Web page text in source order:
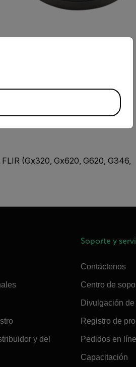
(Gx320, Gx620, G620, G346,
y del
Soporte y
Contáctenos
Centro de
Divulgación
Registro de
Pedidos en
Capacitación
the appropriate version of our